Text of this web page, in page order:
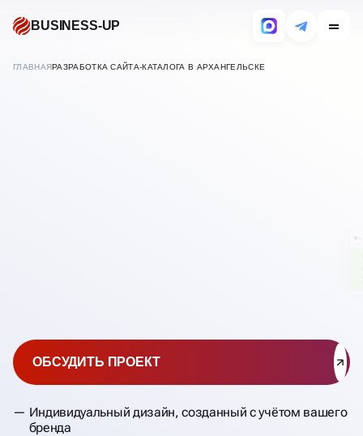
BUSINESS-UP
ГЛАВНАЯРАЗРАБОТКА САЙТА-КАТАЛОГА В АРХАНГЕЛЬСКЕ
Индивидуальный дизайн, созданный с учётом вашего
бренда
ОБСУДИТЬ ПРОЕКТ